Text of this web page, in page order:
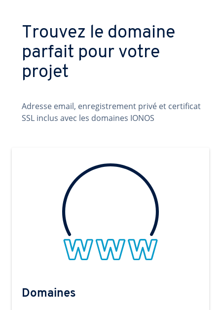
Trouvez le domaine
parfait pour votre
projet
Adresse email, enregistrement privé et certificat
SSL inclus avec les domaines IONOS
Domaines